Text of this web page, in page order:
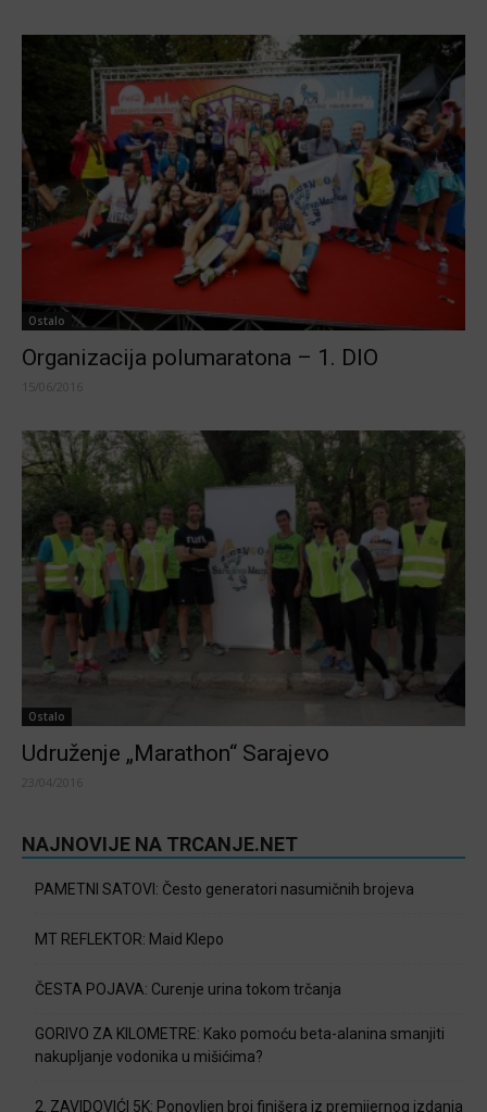
Ostalo
Organizacija polumaratona – 1. DIO
15/06/2016
Ostalo
Udruženje „Marathon“ Sarajevo
23/04/2016
NAJNOVIJE NA TRCANJE.NET
PAMETNI SATOVI: Često generatori nasumičnih brojeva
MT REFLEKTOR: Maid Klepo
ČESTA POJAVA: Curenje urina tokom trčanja
GORIVO ZA KILOMETRE: Kako pomoću beta-alanina smanjiti
nakupljanje vodonika u mišićima?
2. ZAVIDOVIĆI 5K: Ponovljen broj finišera iz premijernog izdanja